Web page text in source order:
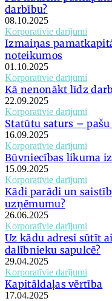
darbību?
08.10.2025
Korporatīvie darījumi
Izmaiņas
noteikumos
01.10.2025
Korporatīvie darījumi
Kā nenonākt līdz
22.09.2025
Korporatīvie darījumi
Statūtu saturs –
16.09.2025
Korporatīvie darījumi
Būvniecības likuma
15.09.2025
Korporatīvie darījumi
Kādi parādi un
uzņēmumu?
26.06.2025
Korporatīvie darījumi
Uz kādu adresi sūtīt
dalībnieku sapulcē?
29.04.2025
Korporatīvie darījumi
Kapitāldaļas vērtība
17.04.2025